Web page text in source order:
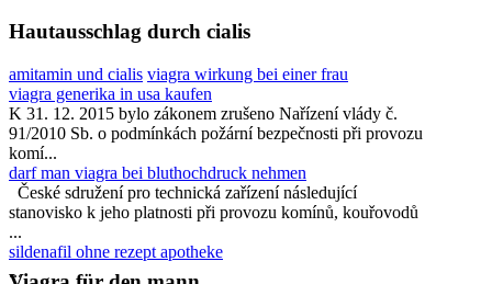
Hautausschlag durch cialis
amitamin und cialis viagra wirkung bei einer frau
viagra generika in usa kaufen
K 31. 12. 2015 bylo zákonem zrušeno Nařízení vlády č.
91/2010 Sb. o podmínkách požární bezpečnosti při provozu
komí...
darf man viagra bei bluthochdruck nehmen
České sdružení pro technická zařízení následující
stanovisko k jeho platnosti při provozu komínů, kouřovodů
...
sildenafil ohne rezept apotheke
...